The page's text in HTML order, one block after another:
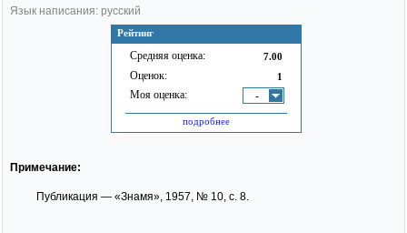
Рейтинг
Средняя оценка: 7.00
Оценок: 1
Моя оценка: -
подробнее
Язык написания: русский
Примечание:
Публикация — «Знамя», 1957, № 10, с. 8.